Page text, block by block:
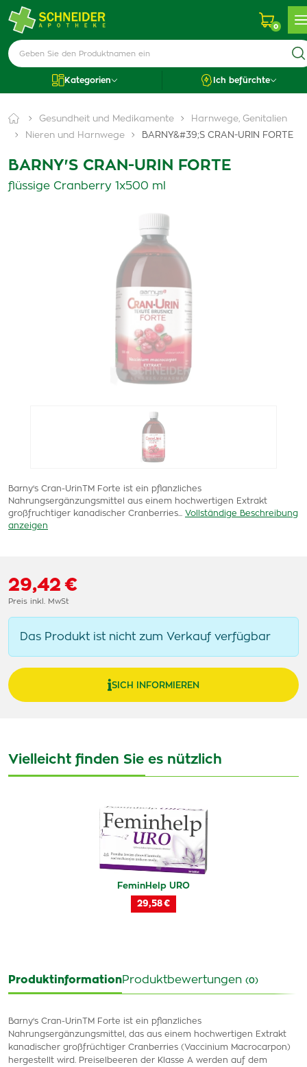
0
Kategorien Ich befürchte
Gesundheit und Medikamente
Harnwege, Genitalien
Nieren und Harnwege
BARNY&#39;S CRAN-URIN FORTE
BARNY'S CRAN-URIN FORTE
flüssige Cranberry 1x500 ml
Barny's Cran-UrinTM Forte ist ein pflanzliches
Nahrungsergänzungsmittel aus einem hochwertigen Extrakt
großfruchtiger kanadischer Cranberries...
Vollständige Beschreibung
anzeigen
29,42 €
Preis inkl. MwSt
Das Produkt ist nicht zum Verkauf verfügbar
SICH INFORMIEREN
Vielleicht finden Sie es nützlich
FeminHelp URO
29,58 €
ProduktinformationProduktbewertungen (0)
Barny's Cran-UrinTM Forte ist ein pflanzliches
Nahrungsergänzungsmittel, das aus einem hochwertigen Extrakt
kanadischer großfrüchtiger Cranberries (Vaccinium Macrocarpon)
hergestellt wird. Preiselbeeren der Klasse A werden auf dem